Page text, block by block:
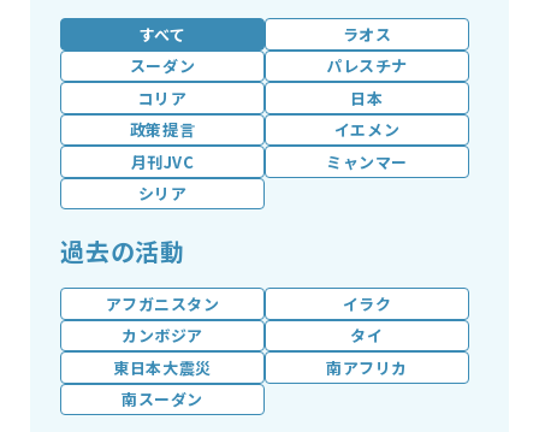
すべて
ラオス
スーダン
パレスチナ
コリア
日本
政策提言
イエメン
月刊JVC
ミャンマー
シリア
過去の活動
アフガニスタン
イラク
カンボジア
タイ
東日本大震災
南アフリカ
南スーダン